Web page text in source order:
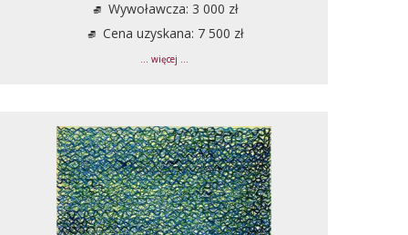
Wywoławcza: 3 000 zł
Cena uzyskana: 7 500 zł
... więcej ...